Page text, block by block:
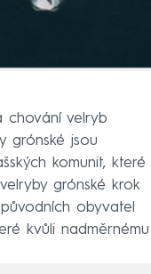
chování velryb
grónské jsou
komunit, které
grónské krok
obyvatel
kvůli nadměrnému